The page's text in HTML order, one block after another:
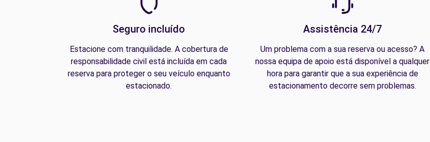
Seguro incluído
Estacione com tranquilidade. A cobertura de
responsabilidade civil está incluída em cada
reserva para proteger o seu veículo enquanto
estacionado.
Assistência 24/7
Um problema com a sua reserva ou acesso? A
nossa equipa de apoio está disponível a qualquer
hora para garantir que a sua experiência de
estacionamento decorre sem problemas.